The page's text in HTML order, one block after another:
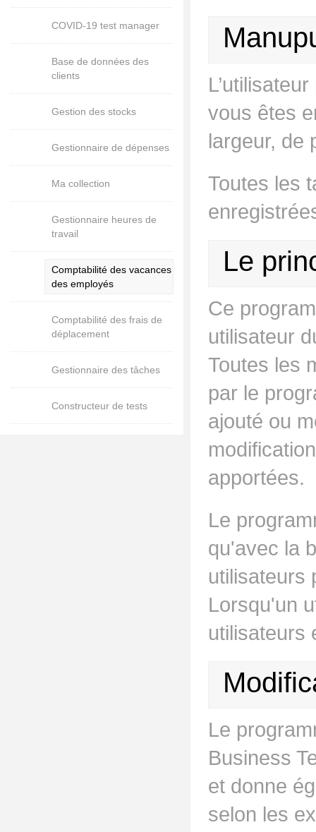
COVID-19 test manager
Base de données des
clients
Gestion des stocks
Gestionnaire de dépenses
Ma collection
Gestionnaire heures de
travail
Comptabilité des vacances
des employés
Comptabilité des frais de
déplacement
Gestionnaire des tâches
Constructeur de tests
vous êtes
largeur, de
Toutes les
Le
Ce
utilisateur
Toutes les
par le
ajouté ou
apportées.
Le
qu'avec la
utilisateurs
Lorsqu'un
utilisateurs
Le
Business
et donne
selon les